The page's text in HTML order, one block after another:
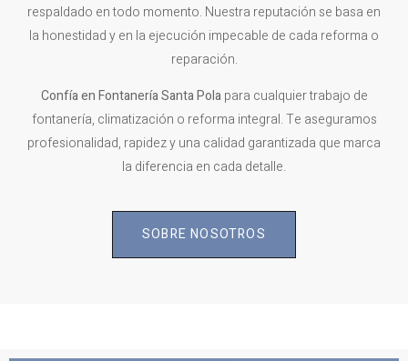
respaldado en todo momento. Nuestra reputación se basa en
la honestidad y en la ejecución impecable de cada reforma o
reparación.
Confía en FontaneríaSanta Polapara cualquier trabajo de
fontanería, climatización o reforma integral. Te aseguramos
profesionalidad, rapidez y una calidad garantizada que marca
la diferencia en cada detalle.
SOBRE NOSOTROS